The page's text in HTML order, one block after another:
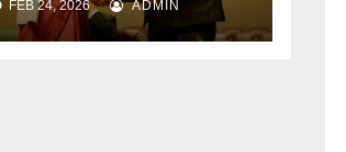
FEB 24, 2026 ADMIN